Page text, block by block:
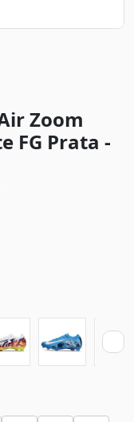
Zoom
FG Prata -